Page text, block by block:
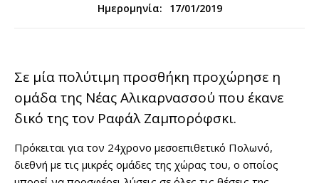
Ημερομηνία:
17/01/2019
Σε μία πολύτιμη προσθήκη προχώρησε η
ομάδα της Νέας Αλικαρνασσού που έκανε
δικό της τον Ραφάλ Ζαμπορόφσκι.
Πρόκειται για τον 24χρονο μεσοεπιθετικό Πολωνό,
διεθνή με τις μικρές ομάδες της χώρας του, ο οποίος